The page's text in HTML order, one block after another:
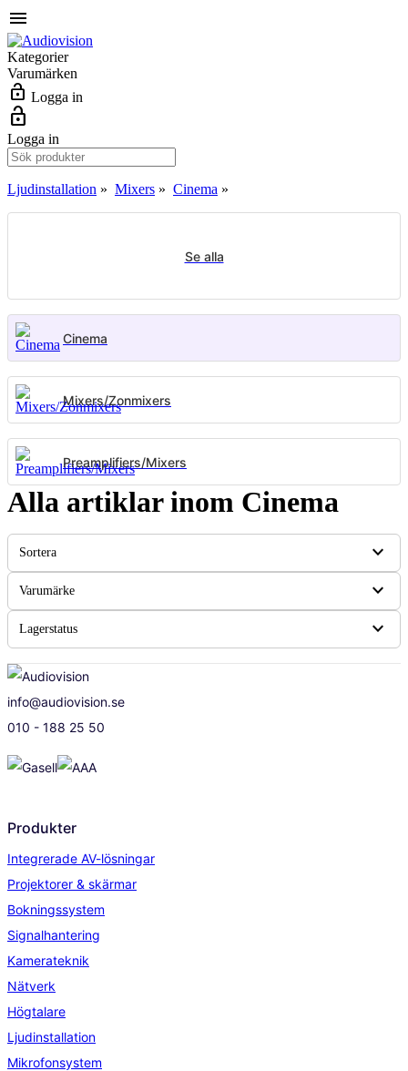
menu
Kategorier
Varumärken
lock_open Logga in
lock_open
Logga in
Ljudinstallation » Mixers » Cinema »
Se alla
Cinema
Mixers/Zonmixers
Preamplifiers/Mixers
Alla artiklar inom Cinema
Sortera expand_more
Varumärke expand_more
Lagerstatus expand_more
info@audiovision.se
010 - 188 25 50
Produkter
Integrerade AV-lösningar
Projektorer & skärmar
Bokningssystem
Signalhantering
Kamerateknik
Nätverk
Högtalare
Ljudinstallation
Mikrofonsystem